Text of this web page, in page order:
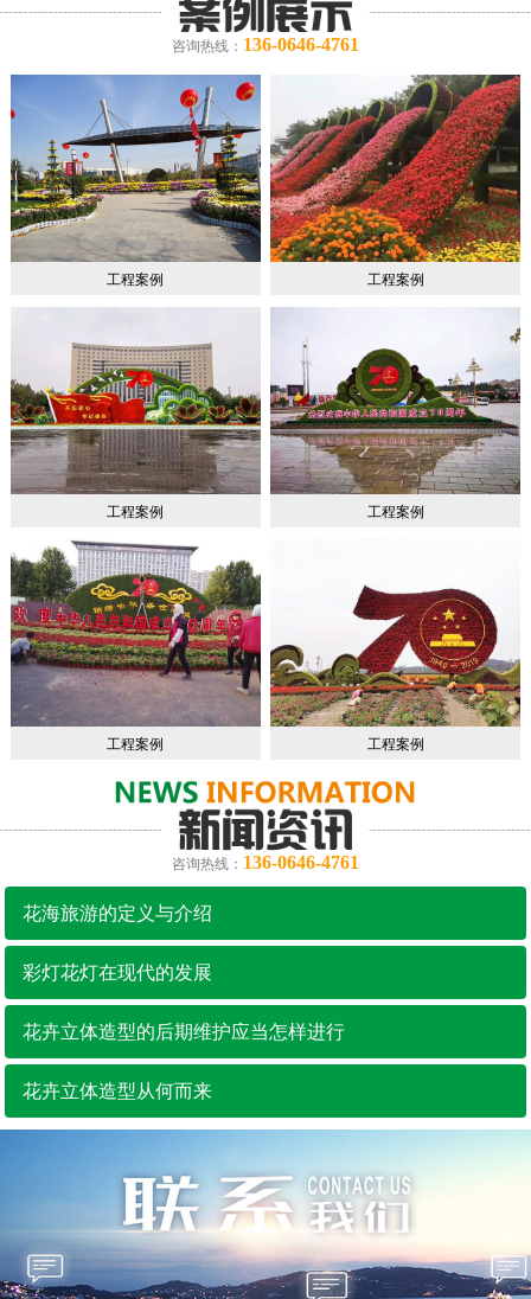
咨询热线： 136-0646-4761
工程案例 工程案例
工程案例 工程案例
工程案例 工程案例
咨询热线： 136-0646-4761
花海旅游的定义与介绍
彩灯花灯在现代的发展
花卉立体造型的后期维护应当怎样进行
花卉立体造型从何而来